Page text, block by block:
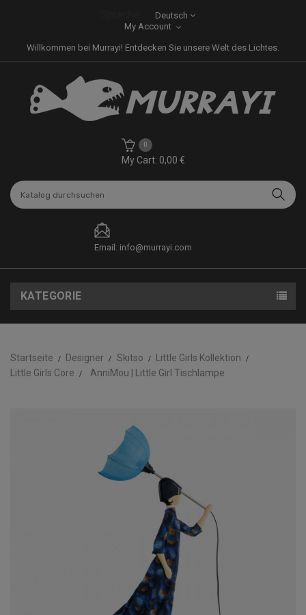
Deutsch
My Account
Willkommen bei Murrayi! Entdecken Sie unsere Welt des Lichtes.
My Cart: 0,00 €
0
Email: info@murrayi.com
KATEGORIE
Startseite Designer Skitso
Little Girls Kollektion
Little Girls Core
AnniMou | Little Girl Tischlampe